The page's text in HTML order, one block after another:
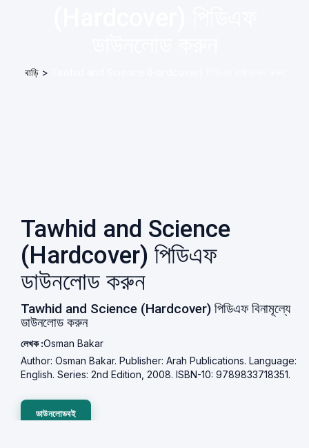
বাড়ি>
Tawhid and Science
(Hardcover) পিডিএফ
ডাউনলোড করুন
Tawhid and Science (Hardcover) পিডিএফ বিনামূল্যে
ডাউনলোড করুন
লেখক :Osman Bakar
Author: Osman Bakar. Publisher: Arah Publications. Language:
English. Series: 2nd Edition, 2008. ISBN-10: 9789833718351.
ডাউনলোডবই